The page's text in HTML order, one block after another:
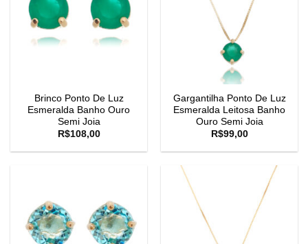
Brinco Ponto De Luz
Esmeralda Banho Ouro
Semi Joia
R$108,00
Gargantilha Ponto De Luz
Esmeralda Leitosa Banho
Ouro Semi Joia
R$99,00